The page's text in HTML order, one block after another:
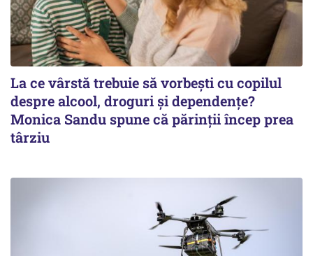
La ce vârstă trebuie să vorbești cu copilul
despre alcool, droguri și dependențe?
Monica Sandu spune că părinții încep prea
târziu